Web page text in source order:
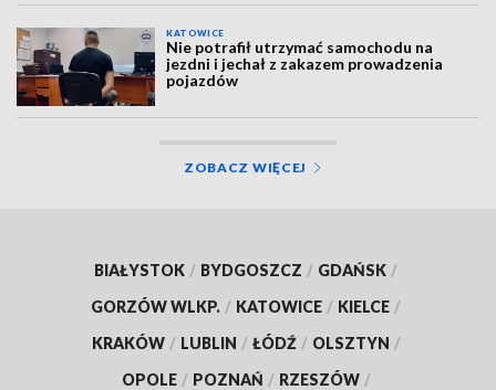
KATOWICE
Nie potrafił utrzymać samochodu na
jezdni i jechał z zakazem prowadzenia
pojazdów
ZOBACZ WIĘCEJ
BIAŁYSTOK / BYDGOSZCZ / GDAŃSK /
GORZÓW WLKP. / KATOWICE / KIELCE /
KRAKÓW / LUBLIN / ŁÓDŹ / OLSZTYN /
OPOLE / POZNAŃ / RZESZÓW /